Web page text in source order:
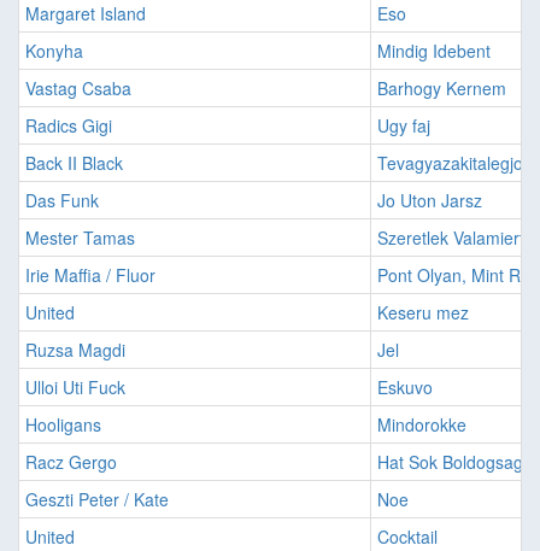
Margaret Island
Eso
Konyha
Mindig Idebent
Vastag Csaba
Barhogy Kernem
Radics Gigi
Ugy faj
Back II Black
Das Funk
Jo Uton Jarsz
Mester Tamas
Szeretlek Valamiert
Irie Maffia / Fluor
Pont Olyan, Mint Reg
United
Keseru mez
Ruzsa Magdi
Jel
Ulloi Uti Fuck
Eskuvo
Hooligans
Mindorokke
Racz Gergo
Hat Sok
Geszti Peter / Kate
Noe
United
Cocktail